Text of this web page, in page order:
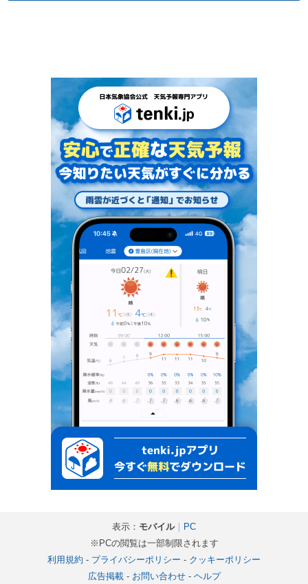
表示： モバイル｜ PC
※PCの閲覧は一部制限されます
利用規約 - プライバシーポリシー - クッキーポリシー
広告掲載- お問い合わせ- ヘルプ